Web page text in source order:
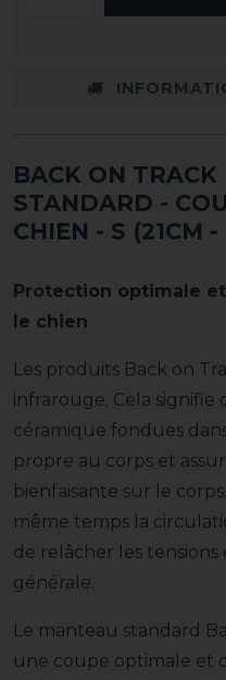
BACK ON TRACK
STANDARD -
CHIEN - S (21CM
Protection optimale
le chien
Les produits Back on
infrarouge. Cela signifie
céramique fondues
propre au corps et
bienfaisante sur le
même temps la
de relâcher les
générale.
Le manteau standard
une coupe optimale et